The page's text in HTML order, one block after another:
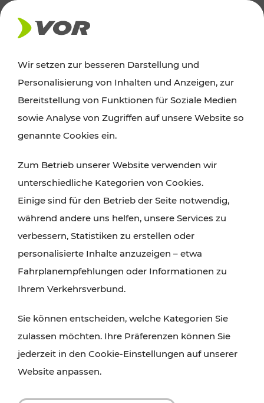
AKTUELLES
Ausflugstipps
Wien, Niederösterreich und das Burgenland
Wanderungen, Kultur und Gastronomie,
Radtouren oder purer Naturgenuss – viele
Attraktionen sind mit den Ticket- und Fahrplan-
Angeboten des VOR gut und schnell erreichbar.
Wir setzen zur besseren Darstellung und
Personalisierung von Inhalten und Anzeigen, zur
Bereitstellung von Funktionen für Soziale Medien
sowie Analyse von Zugriffen auf unsere Website so
genannte Cookies ein.
Zum Betrieb unserer Website verwenden wir
unterschiedliche Kategorien von Cookies.
Einige sind für den Betrieb der Seite notwendig,
während andere uns helfen, unsere Services zu
verbessern, Statistiken zu erstellen oder
personalisierte Inhalte anzuzeigen – etwa
Fahrplanempfehlungen oder Informationen zu
Ihrem Verkehrsverbund.
Sie können entscheiden, welche Kategorien Sie
zulassen möchten. Ihre Präferenzen können Sie
jederzeit in den Cookie-Einstellungen auf unserer
Website anpassen.